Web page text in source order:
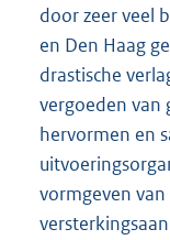
door zeer veel
en Den Haag
drastische
vergoeden van
hervormen en
vormgeven